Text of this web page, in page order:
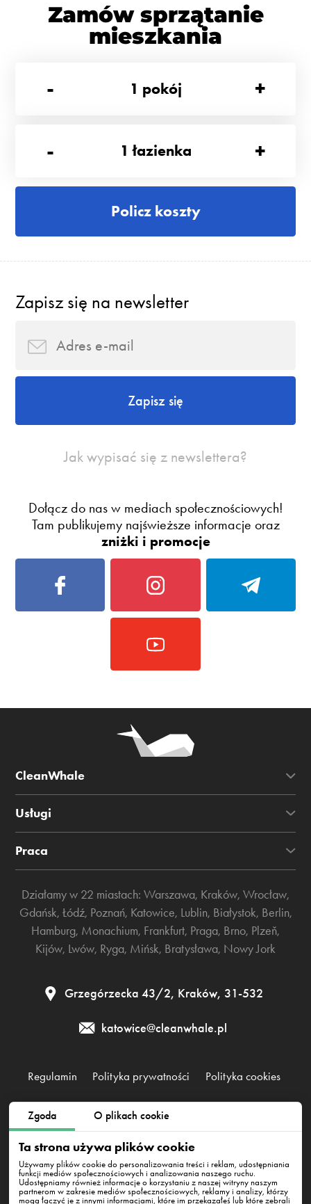
Zgoda O plikach cookie
Ta strona używa plików cookie
Używamy plików cookie do personalizowania treści i reklam, udostępniania
funkcji mediów społecznościowych i analizowania naszego ruchu.
Udostępniamy również informacje o korzystaniu z naszej witryny naszym
partnerom w zakresie mediów społecznościowych, reklamy i analizy, którzy
mogą łączyć je z innymi informacjami, które im przekazałeś lub które zebrali
Zamów sprzątanie
mieszkania
-
1 pokój +
- 1 łazienka +
Policz koszty
Zapisz się na newsletter
Zapisz się
Jak wypisać się z newslettera?
Dołącz do nas w mediach społecznościowych!
Tam publikujemy najświeższe informacje oraz
zniżki i promocje
CleanWhale
Usługi
Praca
Działamy w 22 miastach: Warszawa, Kraków, Wrocław,
Gdańsk, Łódź, Poznań, Katowice, Lublin, Białystok, Berlin,
Hamburg, Monachium, Frankfurt, Praga, Brno, Plzeň,
Kijów, Lwów, Ryga, Mińsk, Bratysława, Nowy Jork
Grzegórzecka 43/2, Kraków, 31-532
katowice@cleanwhale.pl
Regulamin Polityka prywatności Polityka cookies
Clean Whale Sp. z o.o., KRS 0000868230, NIP: 6751738063,
REGON: 38745511400000
Grzegórzecka 43/2, Kraków, 31-532